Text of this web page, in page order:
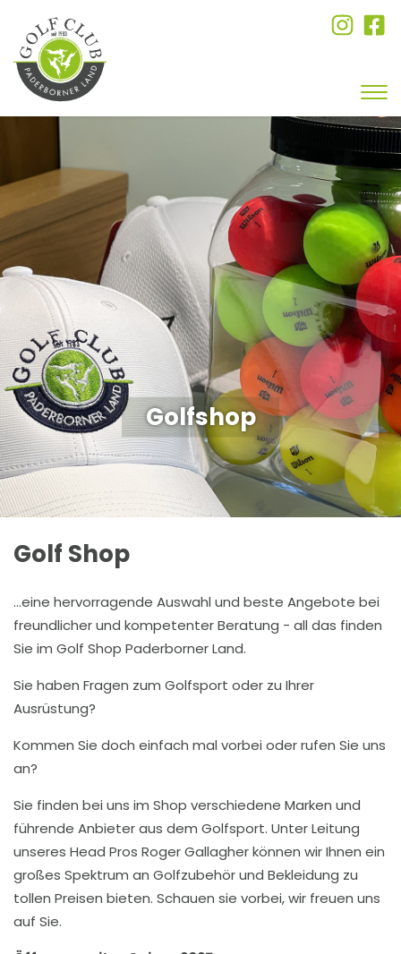
Golfshop
Golf Shop
...eine hervorragende Auswahl und beste Angebote bei
freundlicher und kompetenter Beratung - all das finden
Sie im Golf Shop Paderborner Land.
Sie haben Fragen zum Golfsport oder zu Ihrer
Ausrüstung?
Kommen Sie doch einfach mal vorbei oder rufen Sie uns
an?
Sie finden bei uns im Shop verschiedene Marken und
führende Anbieter aus dem Golfsport. Unter Leitung
unseres Head Pros Roger Gallagher können wir Ihnen ein
großes Spektrum an Golfzubehör und Bekleidung zu
tollen Preisen bieten. Schauen sie vorbei, wir freuen uns
auf Sie.